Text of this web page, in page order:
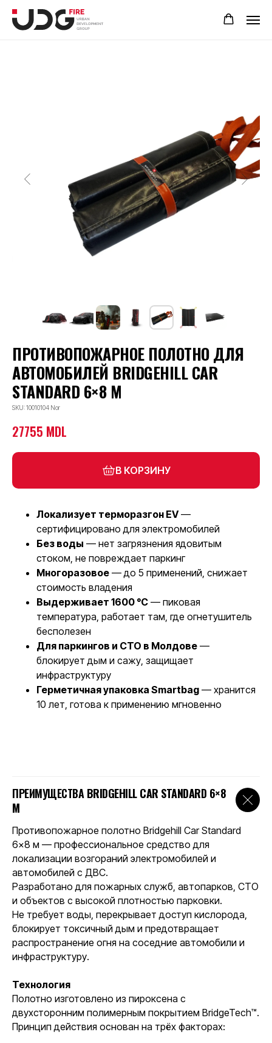
ПРОТИВОПОЖАРНОЕ ПОЛОТНО ДЛЯ
АВТОМОБИЛЕЙ BRIDGEHILL CAR
STANDARD 6×8 М
SKU: 10010104 Nor
27755 MDL
В КОРЗИНУ
Локализует терморазгон EV—
сертифицировано для электромобилей
Без воды — нет загрязнения ядовитым
стоком, не повреждает паркинг
Многоразовое — до 5 применений, снижает
стоимость владения
Выдерживает 1600 °C — пиковая
температура, работает там, где огнетушитель
бесполезен
Для паркингов и СТО в Молдове —
блокирует дым и сажу, защищает
инфраструктуру
Герметичная упаковка Smartbag — хранится
10 лет, готова к применению мгновенно
ПРЕИМУЩЕСТВА BRIDGEHILL CAR STANDARD 6×8
М
Противопожарное полотно Bridgehill Car Standard
6×8 м — профессиональное средство для
локализации возгораний электромобилей и
автомобилей с ДВС.
Разработано для пожарных служб, автопарков, СТО
и объектов с высокой плотностью парковки.
Не требует воды, перекрывает доступ кислорода,
блокирует токсичный дым и предотвращает
распространение огня на соседние автомобили и
инфраструктуру.
Технология
Полотно изготовлено из пироксена с
двухсторонним полимерным покрытием BridgeTech™.
Принцип действия основан на трёх факторах: